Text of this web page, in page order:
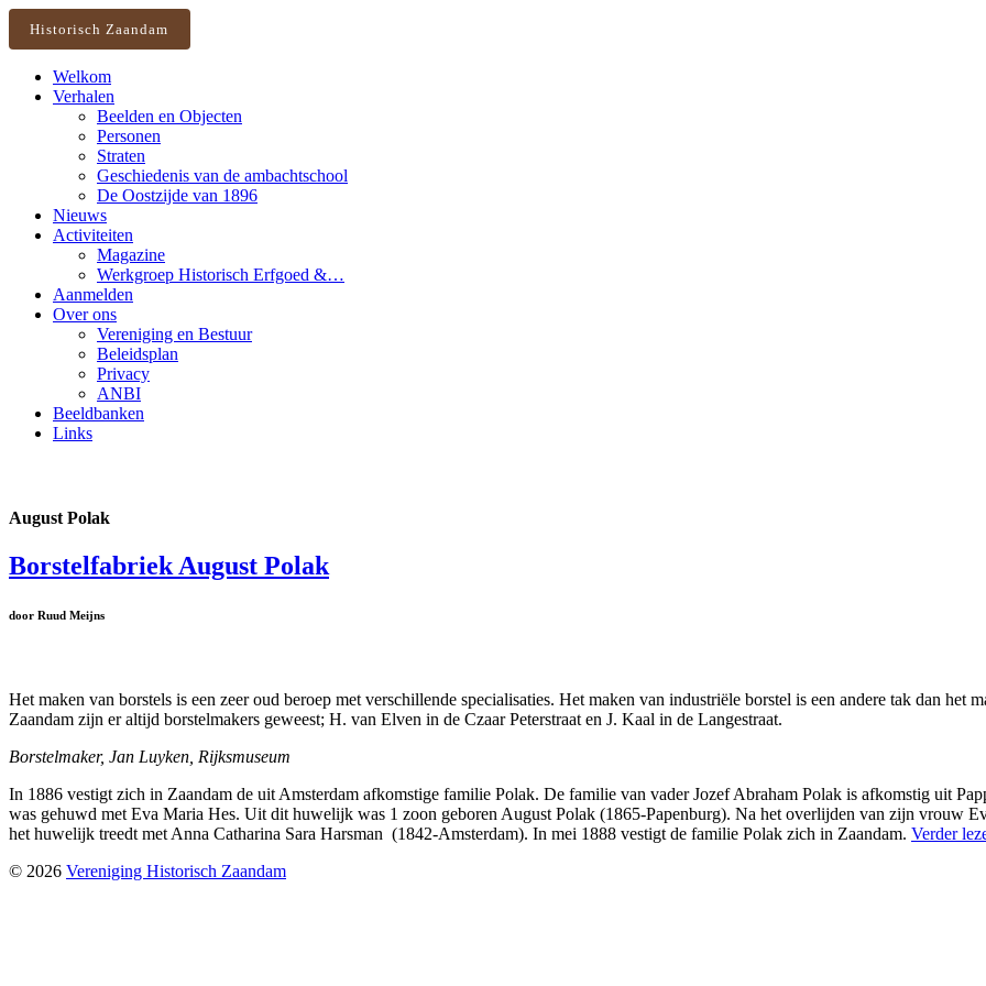
Historisch Zaandam
Welkom
Verhalen
Beelden en Objecten
Personen
Straten
Geschiedenis van de ambachtschool
De Oostzijde van 1896
Nieuws
Activiteiten
Magazine
Werkgroep Historisch Erfgoed &…
Aanmelden
Over ons
Vereniging en Bestuur
Beleidsplan
Privacy
ANBI
Beeldbanken
Links
August Polak
Borstelfabriek August Polak
door Ruud Meijns
Het maken van borstels is een zeer oud beroep met verschillende specialisaties. Het maken van industriële borstel is een andere tak dan het
Zaandam zijn er altijd borstelmakers geweest; H. van Elven in de Czaar Peterstraat en J. Kaal in de Langestraat.
Borstelmaker, Jan Luyken, Rijksmuseum
In 1886 vestigt zich in Zaandam de uit Amsterdam afkomstige familie Polak. De familie van vader Jozef Abraham Polak is afkomstig uit
was gehuwd met Eva Maria Hes. Uit dit huwelijk was 1 zoon geboren August Polak (1865-Papenburg). Na het overlijden van zijn vrouw
het huwelijk treedt met Anna Catharina Sara Harsman (1842-Amsterdam). In mei 1888 vestigt de familie Polak zich in Zaandam. Verder
© 2026 Vereniging Historisch Zaandam